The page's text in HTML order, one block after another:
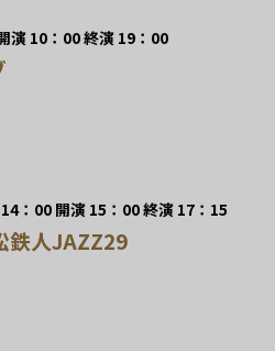
10：00 終演 19：00
：00 開演 15：00 終演 17：15
鉄人JAZZ29